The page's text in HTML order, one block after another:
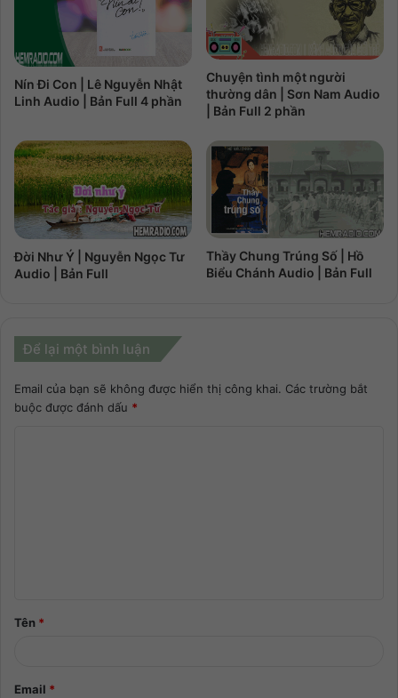
Nín Đi Con | Lê Nguyễn Nhật
Linh Audio | Bản Full 4 phần
Chuyện tình một người
thường dân | Sơn Nam Audio
| Bản Full 2 phần
Đời Như Ý | Nguyễn Ngọc Tư
Audio | Bản Full
Thầy Chung Trúng Số | Hồ
Biểu Chánh Audio | Bản Full
Để lại một bình luận
Email của bạn sẽ không được hiển thị công khai. Các trường bắt
buộc được đánh dấu *
Tên *
Email *